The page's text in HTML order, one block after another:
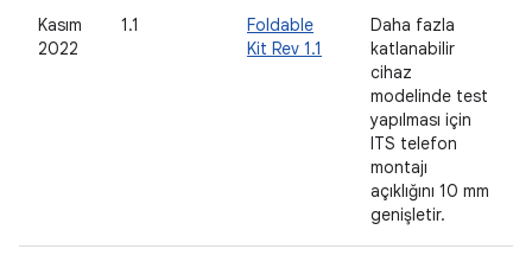
Kasım
2022
1.1
Foldable
Kit Rev 1.1
Daha fazla
katlanabilir
cihaz
modelinde test
yapılması için
ITS telefon
montajı
açıklığını 10 mm
genişletir.